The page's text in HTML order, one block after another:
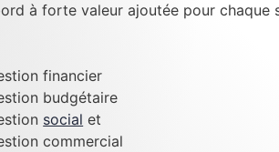
à forte valeur ajoutée pour chaque
financier
budgétaire
social et
commercial